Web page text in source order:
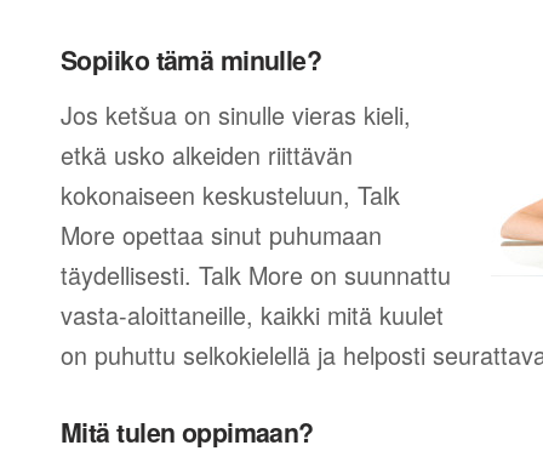
Sopiiko tämä minulle?
Jos ketšua on sinulle vieras kieli,
etkä usko alkeiden riittävän
kokonaiseen keskusteluun, Talk
More opettaa sinut puhumaan
täydellisesti. Talk More on suunnattu
vasta-aloittaneille, kaikki mitä kuulet
on puhuttu selkokielellä ja helposti
Mitä tulen oppimaan?